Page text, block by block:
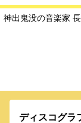
神出鬼没の音楽家
ディスコグラ